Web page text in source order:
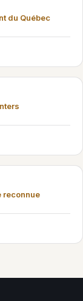
du Québec
reconnue